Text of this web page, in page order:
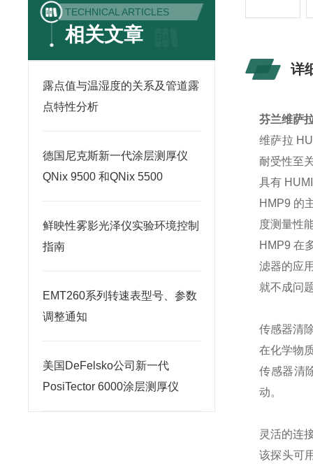
TECHNICAL ARTICLES
相关文章
露点值与温湿度的关系及管道露
点特性分析
德国尼克斯新一代涂层测厚仪
QNix 9500 和QNix 5500
鲜映性雾影光泽仪实验环境控制
指南
EMT260系列转速表型号、参数
调整通知
美国DeFelsko公司新一代
PosiTector 6000涂层测厚仪
详
芬兰维萨
维萨拉
耐受性至
具有
HMP9 的
度测量性
HMP9 在
滤器的应
就不成问
传感器清
在化学物
传感器清
动。
灵活的连
该探头可